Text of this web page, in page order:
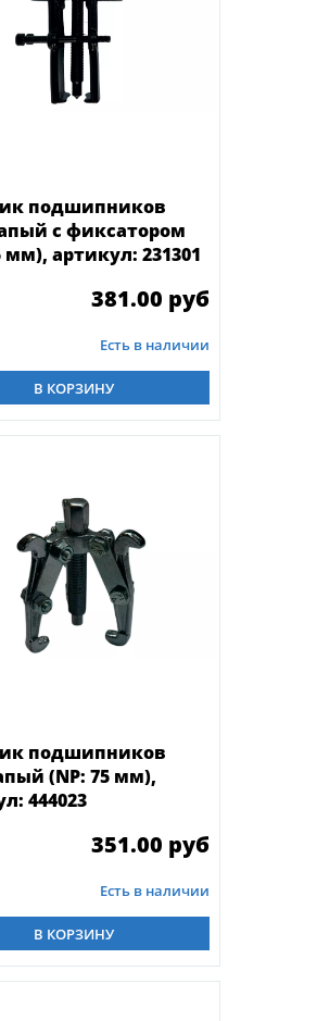
подшипников
с фиксатором
мм), артикул: 231301
381.00 руб
Есть в наличии
В КОРЗИНУ
подшипников
(NP: 75 мм),
444023
351.00 руб
Есть в наличии
В КОРЗИНУ